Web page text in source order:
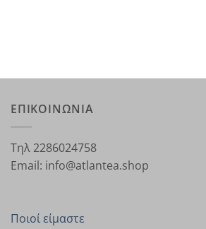
ΕΠΙΚΟΙΝΩΝΙΑ
Τηλ 2286024758
Email: info@atlantea.shop
Ποιοί είμαστε